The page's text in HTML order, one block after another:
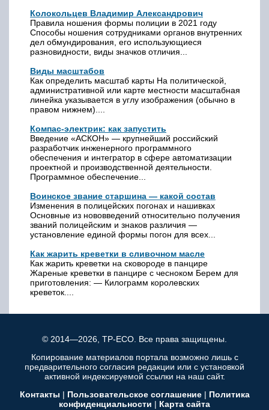
Колокольцев Владимир Александрович
Правила ношения формы полиции в 2021 году
Способы ношения сотрудниками органов внутренних
дел обмундирования, его использующиеся
разновидности, виды значков отличия...
Виды масштабов
Как определить масштаб карты На политической,
административной или карте местности масштабная
линейка указывается в углу изображения (обычно в
правом нижнем)....
Компас-электрик: как запустить
Введение «АСКОН» — крупнейший российский
разработчик инженерного программного
обеспечения и интегратор в сфере автоматизации
проектной и производственной деятельности.
Программное обеспечение...
Воинское звание старшина — какой состав
Изменения в полицейских погонах и нашивках
Основные из нововведений относительно получения
званий полицейским и знаков различия —
установление единой формы погон для всех...
Как жарить креветки в сливочном масле
Как жарить креветки на сковороде в панцире
Жареные креветки в панцире с чесноком Берем для
приготовления: — Килограмм королевских
креветок....
© 2014—2026, TP-ECO. Все права защищены.
Копирование материалов портала возможно лишь с
предварительного согласия редакции или с установкой
активной индексируемой ссылки на наш сайт.
Контакты | Пользовательское соглашение| Политика
конфиденциальности | Карта сайта